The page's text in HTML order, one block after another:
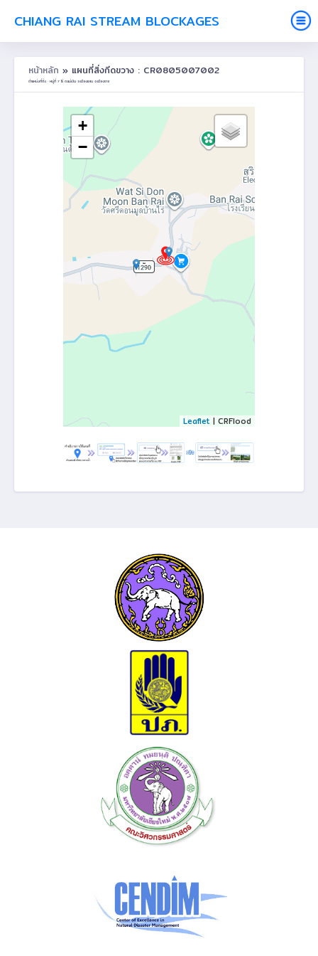
CHIANG RAI STREAM BLOCKAGES
หน้าหลัก » แผนที่สิ่งกีดขวาง : CR0805007002
ตำแหน่งที่ตั้ง : หมู่ที่ 7 ไร่ ต.แม่เงิน อ.เชียงแสน จ.เชียงราย
+
−
Leaflet | CRFlood